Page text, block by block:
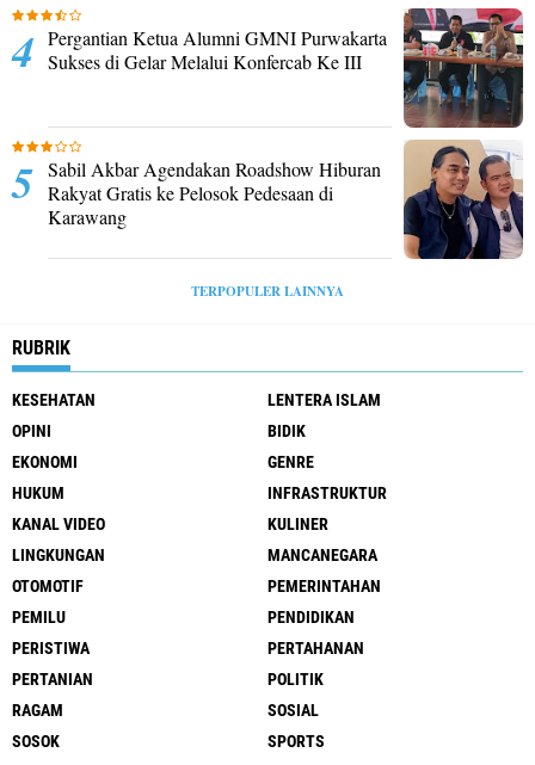
Pergantian Ketua Alumni GMNI Purwakarta
Sukses di Gelar Melalui Konfercab Ke III
Sabil Akbar Agendakan Roadshow Hiburan
Rakyat Gratis ke Pelosok Pedesaan di
Karawang
TERPOPULER LAINNYA
RUBRIK
KESEHATAN
LENTERA ISLAM
OPINI
BIDIK
EKONOMI
GENRE
HUKUM
INFRASTRUKTUR
KANAL VIDEO
KULINER
LINGKUNGAN
MANCANEGARA
OTOMOTIF
PEMERINTAHAN
PEMILU
PENDIDIKAN
PERISTIWA
PERTAHANAN
PERTANIAN
POLITIK
RAGAM
SOSIAL
SOSOK
SPORTS